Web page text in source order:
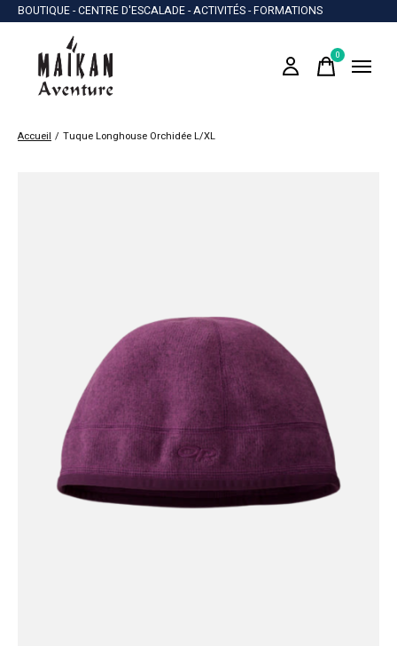
BOUTIQUE - CENTRE D'ESCALADE - ACTIVITÉS - FORMATIONS
0items
Accueil / Tuque Longhouse Orchidée L/XL